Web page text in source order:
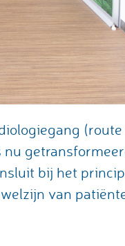
bij het
van